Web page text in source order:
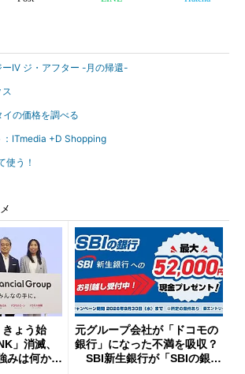
IV ジ・アフター -月の帰還-
の価格を調べる
ITmedia +D Shopping
使う！
きょう始
」消滅、
みは何か解
元グループ会社が「ドコモの
銀行」になった不満を吸収？
SBI新生銀行が「SBIの銀